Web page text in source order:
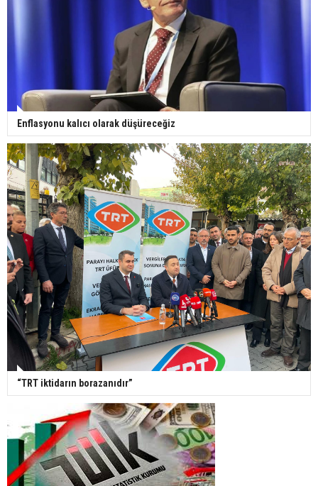
Enflasyonu kalıcı olarak düşüreceğiz
“TRT iktidarın borazanıdır”